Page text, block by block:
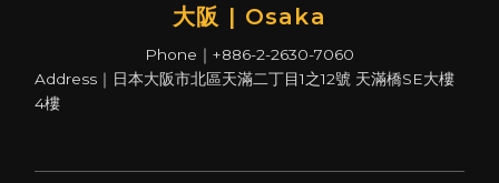
大阪 | Osaka
Phone｜+886-2-2630-7060
Address｜日本大阪市北區天滿二丁目1之12號 天滿橋SE大樓
4樓